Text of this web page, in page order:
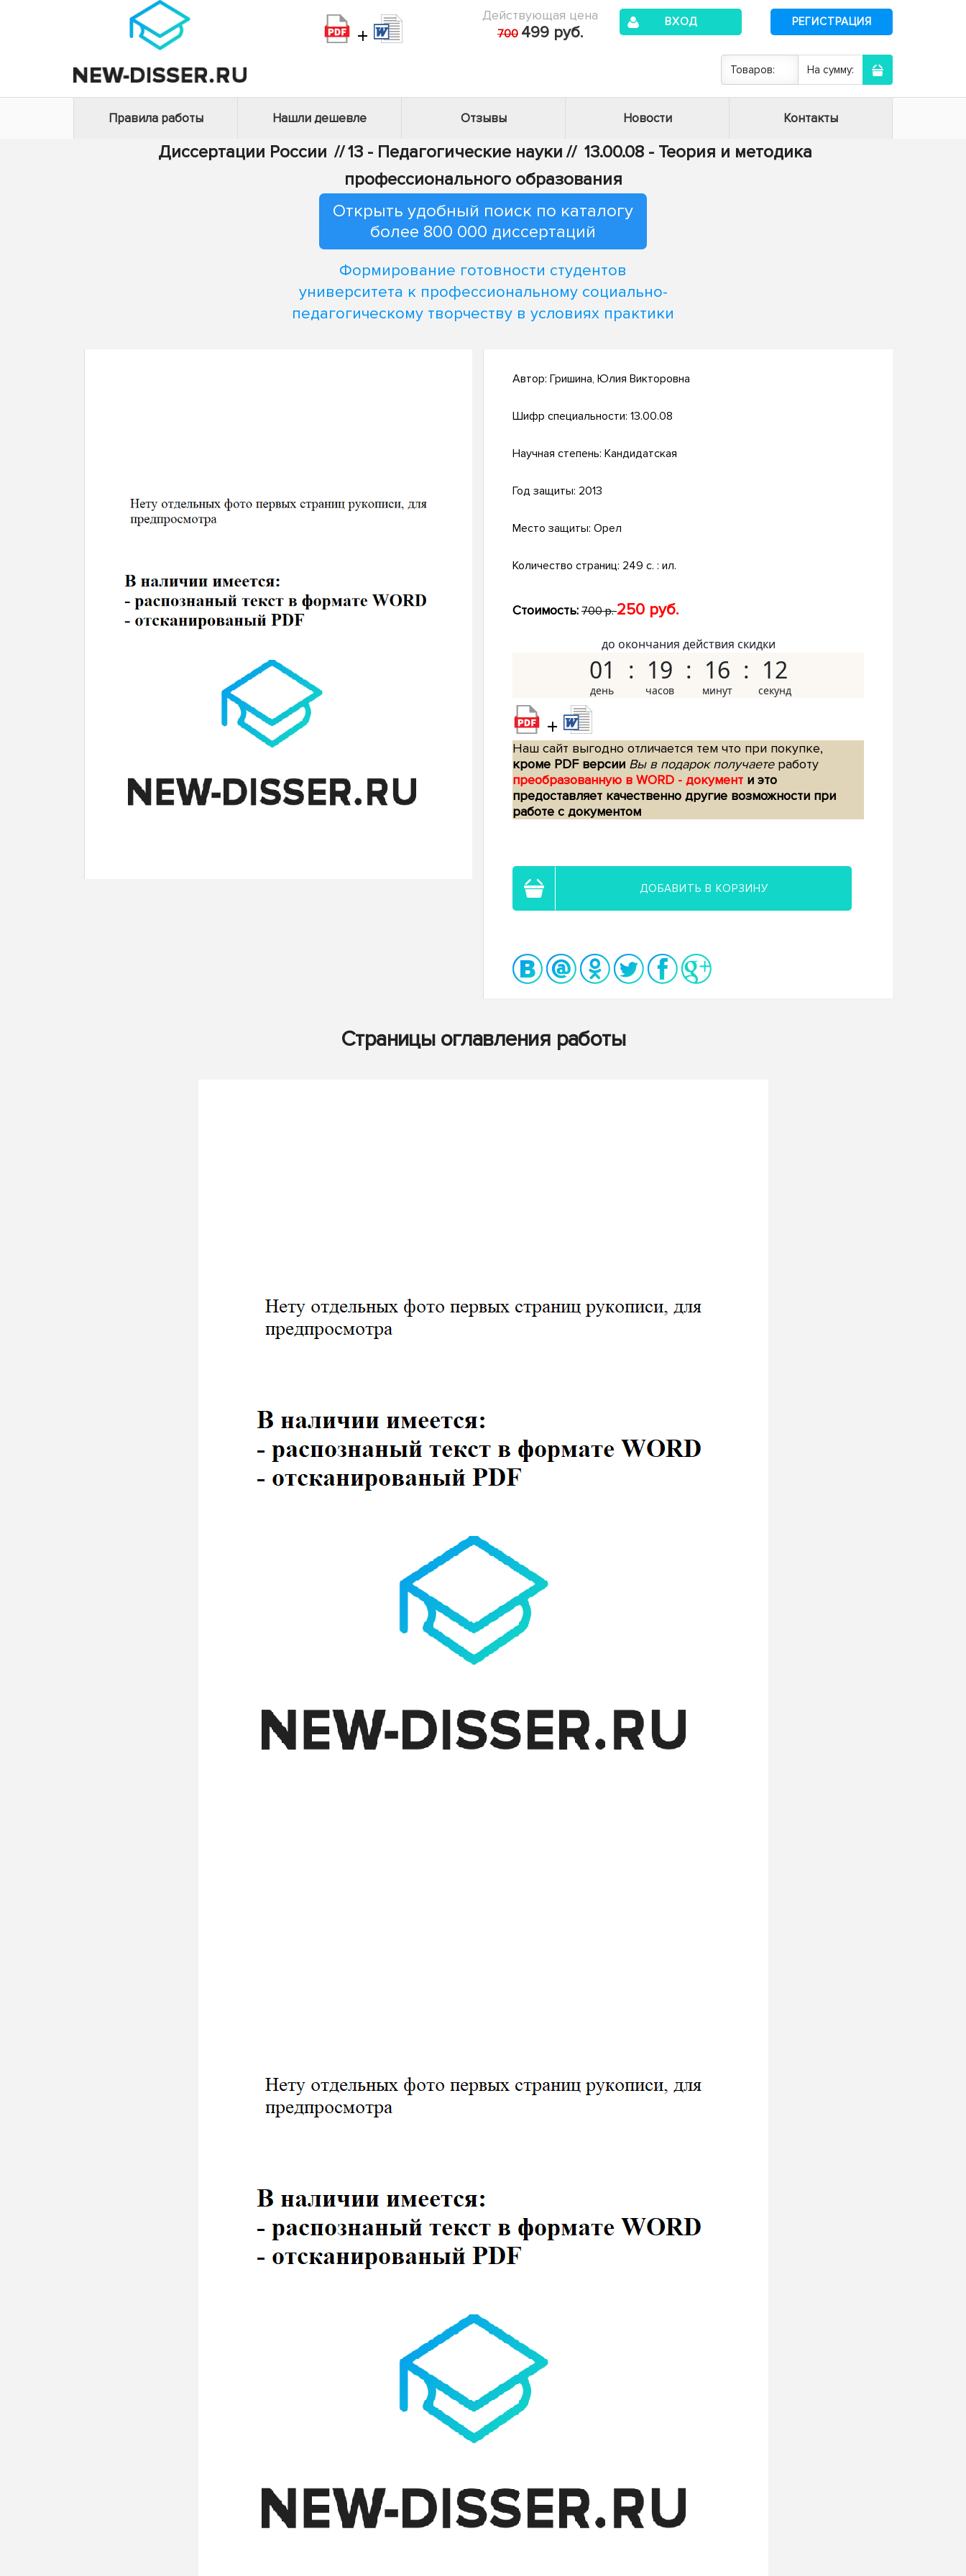
+
Действующая цена
700 499 руб.
ВХОД РЕГИСТРАЦИЯ
Товаров: На сумму:
Правила работы Нашли дешевле Отзывы Новости Контакты
Диссертации России //13 - Педагогические науки // 13.00.08 - Теория и методика
профессионального образования
Открыть удобный поиск по каталогу
более 800 000 диссертаций
Формирование готовности студентов
университета к профессиональному социально-
педагогическому творчеству в условиях практики
Автор: Гришина, Юлия Викторовна
Шифр специальности: 13.00.08
Научная степень: Кандидатская
Год защиты: 2013
Место защиты: Орел
Количество страниц: 249 с. : ил.
Стоимость: 700 р.250 руб.
до окончания действия скидки
01 19 16 11
+
Наш сайт выгодно отличается тем что при покупке,
кроме PDF версии Вы в подарок получаетеработу
преобразованную в WORD - документ и это
предоставляет качественно другие возможности при
работе с документом
ДОБАВИТЬ В КОРЗИНУ
Страницы оглавления работы